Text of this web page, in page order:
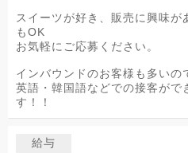
スイーツが好き、販売に興味
もOK
お気軽にご応募ください。
インバウンドのお客様も多いの
英語・韓国語などでの接客がで
す！！
給与